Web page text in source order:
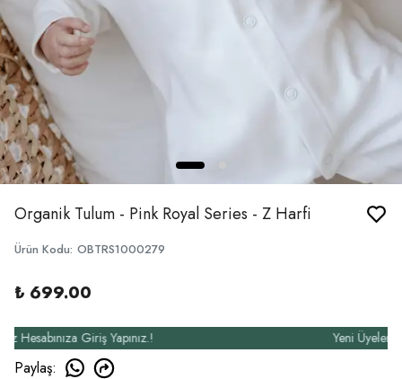
Organik Tulum - Pink Royal Series - Z Harfi
Ürün Kodu: OBTRS1000279
₺ 699.00
Giriş Yapınız.! Yeni Üyelere
Paylaş: